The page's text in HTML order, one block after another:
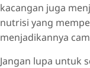
kacangan juga
nutrisi yang
menjadikannya
Jangan lupa untuk